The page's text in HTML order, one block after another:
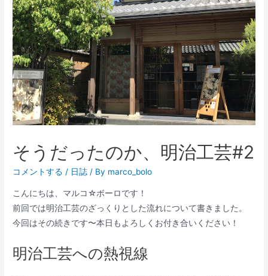
そうだったのか、明治工芸#2
コメントする / 日誌 / By marco_bolo
こんにちは、マルコ☆ボーロです！
前回では明治工芸のざっくりとした流れについて書きました。
今回はその続きです〜本日もよろしくお付き合いください！
明治工芸への熱視線